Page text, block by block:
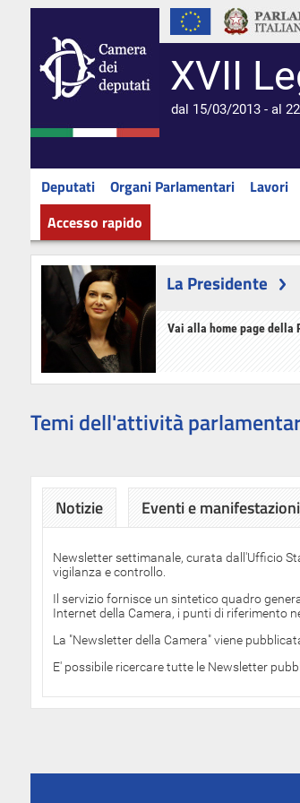
XVII
dal 15/03/2013 - al
Deputati Organi Parlamentari Lavori
Accesso rapido
La Presidente
Vai alla home page della
Temi dell'attività
Notizie Eventi e manifestazioni
Newsletter settimanale, curata dall'Ufficio
vigilanza e controllo.
Il servizio fornisce un sintetico quadro
Internet della Camera, i punti di riferimento
La "Newsletter della Camera" viene
E' possibile ricercare tutte le Newsletter